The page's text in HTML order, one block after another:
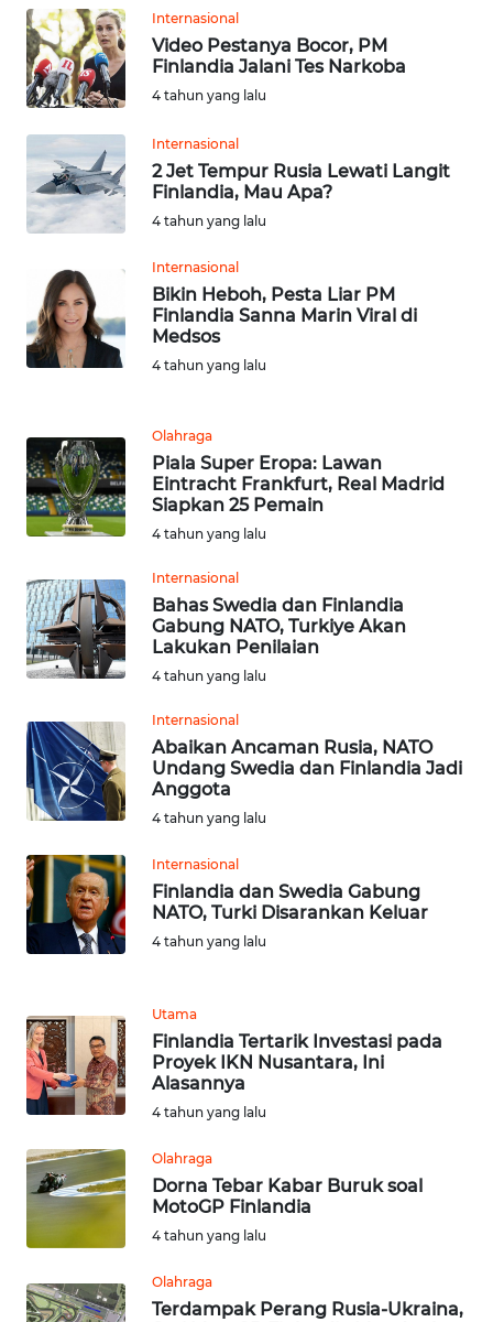
Internasional
Video Pestanya Bocor, PM
Finlandia Jalani Tes Narkoba
4 tahun yang lalu
Internasional
2 Jet Tempur Rusia Lewati Langit
Finlandia, Mau Apa?
4 tahun yang lalu
Internasional
Bikin Heboh, Pesta Liar PM
Finlandia Sanna Marin Viral di
Medsos
4 tahun yang lalu
Olahraga
Piala Super Eropa: Lawan
Eintracht Frankfurt, Real Madrid
Siapkan 25 Pemain
4 tahun yang lalu
Internasional
Bahas Swedia dan Finlandia
Gabung NATO, Turkiye Akan
Lakukan Penilaian
4 tahun yang lalu
Internasional
Abaikan Ancaman Rusia, NATO
Undang Swedia dan Finlandia Jadi
Anggota
4 tahun yang lalu
Internasional
Finlandia dan Swedia Gabung
NATO, Turki Disarankan Keluar
4 tahun yang lalu
Utama
Finlandia Tertarik Investasi pada
Proyek IKN Nusantara, Ini
Alasannya
4 tahun yang lalu
Olahraga
Dorna Tebar Kabar Buruk soal
MotoGP Finlandia
4 tahun yang lalu
Olahraga
Terdampak Perang Rusia-Ukraina,
WN
KALTENG
WN
KALTARA
WN
KALSEL
WN
KALTIM
WN
GORONTALO
WN
WN
MALUKU
MALUT
WN
DAIRI
WN
DANAU
TOBA
WN
LANGKAT
TAPANULI
SELATAN
WN
LESUNG